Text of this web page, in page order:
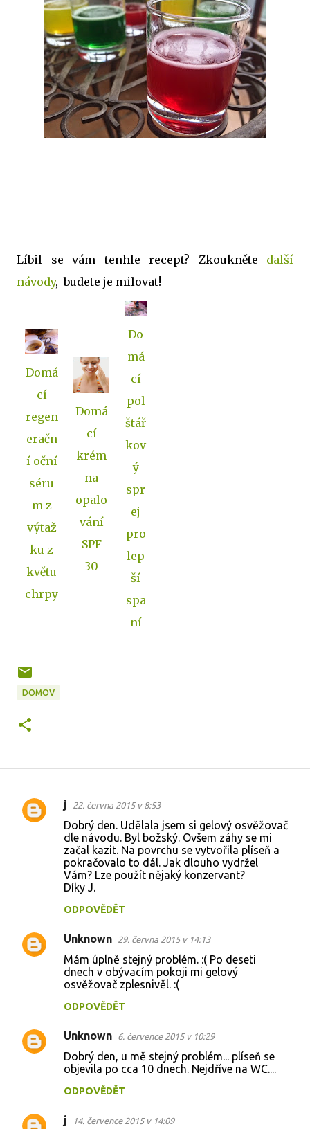
Líbil se vám tenhle recept? Zkoukněte další
návody, budete je milovat!
Domá
cí
regen
eračn
í oční
séru
m z
výtaž
ku z
květu
chrpy
Domá
cí
krém
na
opalo
vání
SPF
30
Do
má
cí
pol
štář
kov
ý
spr
ej
pro
lep
ší
spa
ní
DOMOV
K
ř
j 22. června 2015 v 8:53
Dobrý den. Udělala jsem si gelový osvěžovač
dle návodu. Byl božský. Ovšem záhy se mi
začal kazit. Na povrchu se vytvořila plíseň a
pokračovalo to dál. Jak dlouho vydržel
Vám? Lze použít nějaký konzervant?
Díky J.
ODPOVĚDĚT
Unknown 29. června 2015 v 14:13
Mám úplně stejný problém. :( Po deseti
dnech v obývacím pokoji mi gelový
osvěžovač zplesnivěl. :(
ODPOVĚDĚT
Unknown 6. července 2015 v 10:29
Dobrý den, u mě stejný problém... plíseň se
objevila po cca 10 dnech. Nejdříve na WC....
ODPOVĚDĚT
j 14. července 2015 v 14:09